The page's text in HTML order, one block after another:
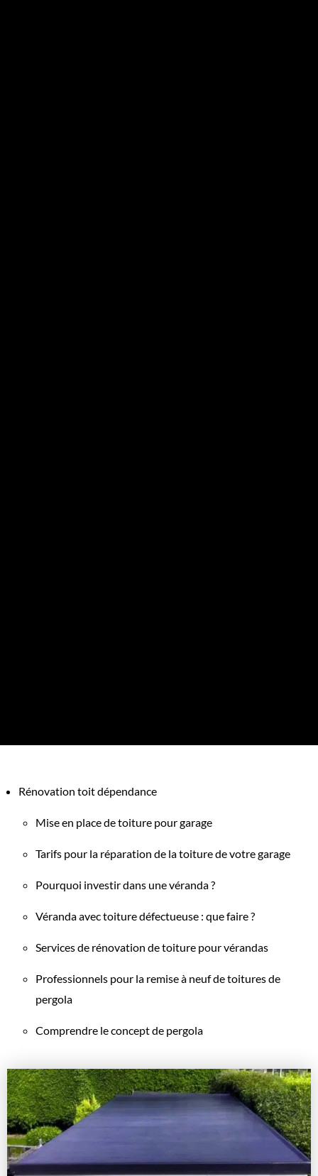
Rénovation toit dépendance
Mise en place de toiture pour garage
Tarifs pour la réparation de la toiture de votre garage
Pourquoi investir dans une véranda ?
Véranda avec toiture défectueuse : que faire ?
Services de rénovation de toiture pour vérandas
Professionnels pour la remise à neuf de toitures de
pergola
Comprendre le concept de pergola